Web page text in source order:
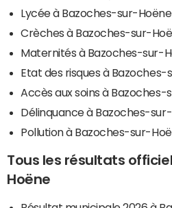
Lycée à Bazoches-sur-Hoëne
Crèches à Bazoches-sur-
Maternités à Bazoches-sur-
Etat des risques à Bazoches-
Accès aux soins à Bazoches-
Délinquance à Bazoches-
Pollution à Bazoches-sur-
Tous les résultats
Hoëne